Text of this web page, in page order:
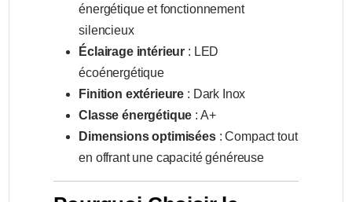
énergétique et fonctionnement
silencieux
Éclairage intérieur : LED
écoénergétique
Finition extérieure : Dark Inox
Classe énergétique : A+
Dimensions optimisées: Compact tout
en offrant une capacité généreuse